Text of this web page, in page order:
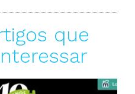
que